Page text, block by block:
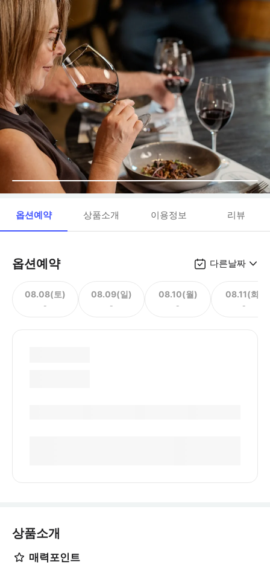
옵션예약 상품소개 이용정보 리뷰
옵션예약 다른날짜
08.08(토)
-
08.09(일)
-
08.10(월)
-
08.11(화)
-
상품소개
매력포인트